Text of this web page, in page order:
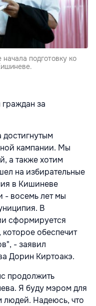
подготовку ко
за
достигнутым
кампании. Мы
а также хотим
на избирательные
в Кишиневе
- восемь лет мы
В
сформируется
обеспечит
- заявил
Дорин Киртоакэ.
продолжить
Я буду мэром для
людей. Надеюсь, что